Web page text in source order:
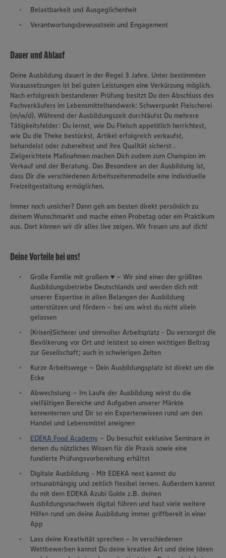
Belastbarkeit und Ausgeglichenheit
Verantwortungsbewusstsein und Engagement
Dauer und Ablauf
Deine Ausbildung dauert in der Regel 3 Jahre. Unter bestimmten
Voraussetzungen ist bei guten Leistungen eine Verkürzung möglich.
Nach erfolgreich bestandener Prüfung besitzt Du den Abschluss des
Fachverkäufers im Lebensmittelhandwerk: Schwerpunkt Fleischerei
(m/w/d). Während der Ausbildungszeit durchläufst Du mehrere
Tätigkeitsfelder: Du lernst, wie Du Fleisch appetitlich herrichtest,
wie Du die Theke bestückst, Artikel erfolgreich verkaufst,
behandelst oder zubereitest und ihre Qualität sicherst .
Zielgerichtete Maßnahmen machen Dich zudem zum Champion im
Verkauf und der Beratung. Das Besondere an der Ausbildung ist,
dass Dir die verschiedenen Arbeitszeitenmodelle eine individuelle
Freizeitgestaltung ermöglichen.
Immer noch unsicher? Dann geh am besten direkt persönlich zu
deinem Wunschmarkt und mache einen Probetag oder ein Praktikum
aus. Dort können wir dir alles live zeigen. Wir freuen uns auf dich!
Deine Vorteile bei uns!
Große Familie mit großem ♥ – Wir sind einer der größten
Ausbildungsbetriebe Deutschlands und werden dich mit
unserer Expertise in allen Belangen der Ausbildung
unterstützen und fördern – bei uns wirst du nicht allein
gelassen
(Krisen)Sicherer und sinnvoller Arbeitsplatz - Du versorgst die
Bevölkerung vor Ort und leistest so einen wichtigen Beitrag
zur Gesellschaft; auch in schwierigen Zeiten
Kurze Arbeitswege – Dein Ausbildungsplatz ist direkt um die
Ecke
Abwechslung – Im Laufe der Ausbildung wirst du die
vielfältigen Bereiche und Aufgaben unserer Märkte
kennenlernen und Dir so ein Expertenwissen rund um den
Handel und Lebensmittel aneignen
EDEKA Food Academy – Du besuchst exklusive Seminare in
denen du nützliches Wissen für die Praxis sowie eine
fundierte Prüfungsvorbereitung erhältst
Digitale Ausbildung - Mit EDEKA next kannst du
ortsunabhängig und zeitlich flexibel lernen. Außerdem kannst
du mit dem EDEKA Azubi Guide z.B. deinen
Ausbildungsnachweis digital führen und hast viele weitere
Hilfen rund um deine Ausbildung immer griffbereit in einer
App
Lass deine Kreativität sprechen – In verschiedenen
Wettbewerben kannst Du deine kreative Art und deine Ideen